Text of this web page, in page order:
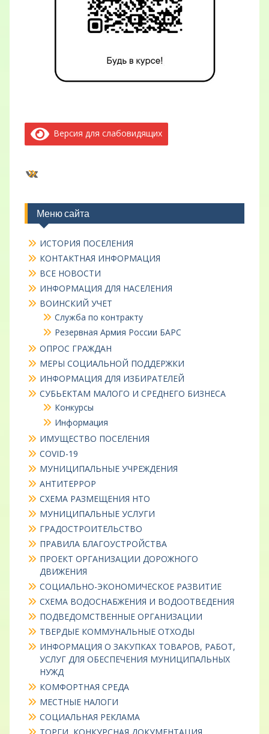
Версия для слабовидящих
ВКонтакте
Меню сайта
ИСТОРИЯ ПОСЕЛЕНИЯ
КОНТАКТНАЯ ИНФОРМАЦИЯ
ВСЕ НОВОСТИ
ИНФОРМАЦИЯ ДЛЯ НАСЕЛЕНИЯ
ВОИНСКИЙ УЧЕТ
Служба по контракту
Резервная Армия России БАРС
ОПРОС ГРАЖДАН
МЕРЫ СОЦИАЛЬНОЙ ПОДДЕРЖКИ
ИНФОРМАЦИЯ ДЛЯ ИЗБИРАТЕЛЕЙ
СУБЬЕКТАМ МАЛОГО И СРЕДНЕГО БИЗНЕСА
Конкурсы
Информация
ИМУЩЕСТВО ПОСЕЛЕНИЯ
COVID-19
МУНИЦИПАЛЬНЫЕ УЧРЕЖДЕНИЯ
АНТИТЕРРОР
СХЕМА РАЗМЕЩЕНИЯ НТО
МУНИЦИПАЛЬНЫЕ УСЛУГИ
ГРАДОСТРОИТЕЛЬСТВО
ПРАВИЛА БЛАГОУСТРОЙСТВА
ПРОЕКТ ОРГАНИЗАЦИИ ДОРОЖНОГО
ДВИЖЕНИЯ
СОЦИАЛЬНО-ЭКОНОМИЧЕСКОЕ РАЗВИТИЕ
СХЕМА ВОДОСНАБЖЕНИЯ И ВОДООТВЕДЕНИЯ
ПОДВЕДОМСТВЕННЫЕ ОРГАНИЗАЦИИ
ТВЕРДЫЕ КОММУНАЛЬНЫЕ ОТХОДЫ
ИНФОРМАЦИЯ О ЗАКУПКАХ ТОВАРОВ, РАБОТ,
УСЛУГ ДЛЯ ОБЕСПЕЧЕНИЯ МУНИЦИПАЛЬНЫХ
НУЖД
КОМФОРТНАЯ СРЕДА
МЕСТНЫЕ НАЛОГИ
СОЦИАЛЬНАЯ РЕКЛАМА